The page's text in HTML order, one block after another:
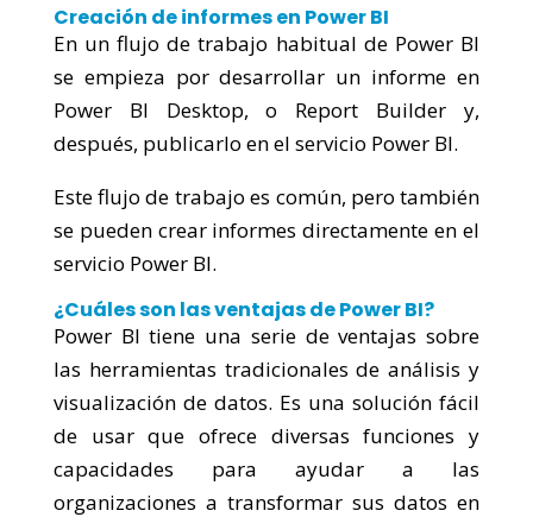
Creación de informes en Power BI
En un flujo de trabajo habitual de Power BI
se empieza por desarrollar un informe en
Power BI Desktop, o Report Builder y,
después, publicarlo en el servicio Power BI.
Este flujo de trabajo es común, pero también
se pueden crear informes directamente en el
servicio Power BI.
¿Cuáles son las ventajas de Power BI?
Power BI tiene una serie de ventajas sobre
las herramientas tradicionales de análisis y
visualización de datos. Es una solución fácil
de usar que ofrece diversas funciones y
capacidades para ayudar a las
organizaciones a transformar sus datos en